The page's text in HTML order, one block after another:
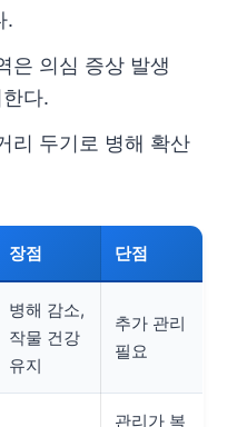
.
은 의심 증상 발생
다.
리 두기로 병해 확산
장점 단점
병해 감소,
작물 건강
유지
추가 관리
필요
관리가 복